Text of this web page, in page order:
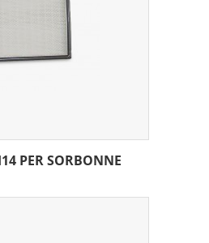
PER SORBONNE